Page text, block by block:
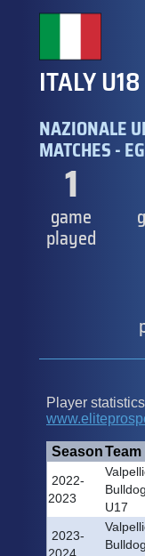
ITALY U18
NAZIONALE
MATCHES -
1
game
played